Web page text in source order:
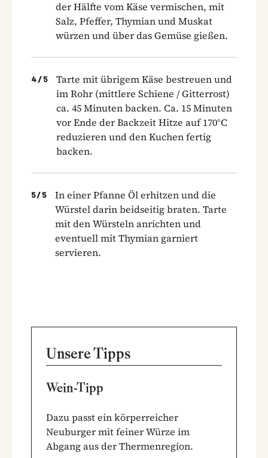
der Hälfte vom Käse vermischen, mit
Salz, Pfeffer, Thymian und Muskat
würzen und über das Gemüse gießen.
4 / 5
Tarte mit übrigem Käse bestreuen und
im Rohr (mittlere Schiene / Gitterrost)
ca. 45 Minuten backen. Ca. 15 Minuten
vor Ende der Backzeit Hitze auf 170°C
reduzieren und den Kuchen fertig
backen.
5/ 5
In einer Pfanne Öl erhitzen und die
Würstel darin beidseitig braten. Tarte
mit den Würsteln anrichten und
eventuell mit Thymian garniert
servieren.
Unsere Tipps
Wein-Tipp
Dazu passt ein körperreicher
Neuburger mit feiner Würze im
Abgang aus der Thermenregion.